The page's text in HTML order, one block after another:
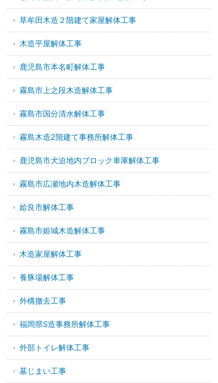
草牟田木造２階建て家屋解体工事
木造平屋解体工事
鹿児島市本名町解体工事
霧島市上之段木造解体工事
霧島市国分清水解体工事
霧島木造2階建て事務所解体工事
鹿児島市犬迫地内ブロック車庫解体工事
霧島市広瀬地内木造解体工事
姶良市解体工事
霧島市姫城木造解体工事
木造家屋解体工事
養豚場解体工事
外構撤去工事
福岡県S造事務所解体工事
外部トイレ解体工事
墓じまい工事